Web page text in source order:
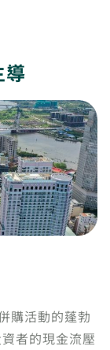
導
購活動的蓬勃
者的現金流壓